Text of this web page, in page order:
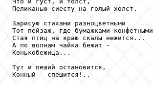
Пеликанью сиесту на голый холст.
Зарисую стихами разноцветными
Тот пейзаж, где бумажками конфетными
Стая птиц на краю скалы нежится...
А по волнам чайка бежит -
Конькобежица...
Тут и пеший остановится,
Конный – спешится!..